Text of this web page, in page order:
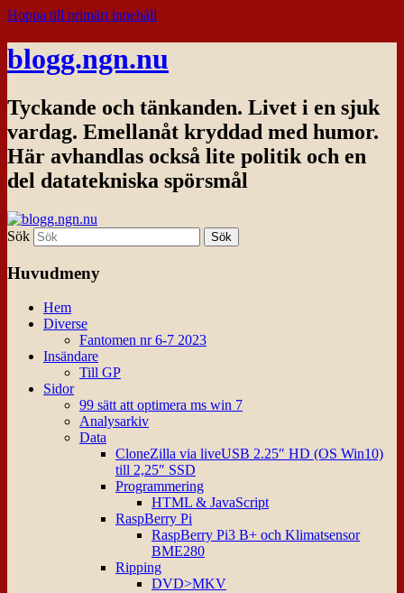
Hoppa till primärt innehåll
blogg.ngn.nu
Tyckande och tänkanden. Livet i en sjuk
vardag. Emellanåt kryddad med humor.
Här avhandlas också lite politik och en
del datatekniska spörsmål
Sök
Huvudmeny
Hem
Diverse
Fantomen nr 6-7 2023
Insändare
Till GP
Sidor
99 sätt att optimera ms win 7
Analysarkiv
Data
CloneZilla via liveUSB 2.25″ HD (OS Win10)
till 2,25″ SSD
Programmering
HTML & JavaScript
RaspBerry Pi
RaspBerry Pi3 B+ och Klimatsensor
BME280
Ripping
DVD>MKV